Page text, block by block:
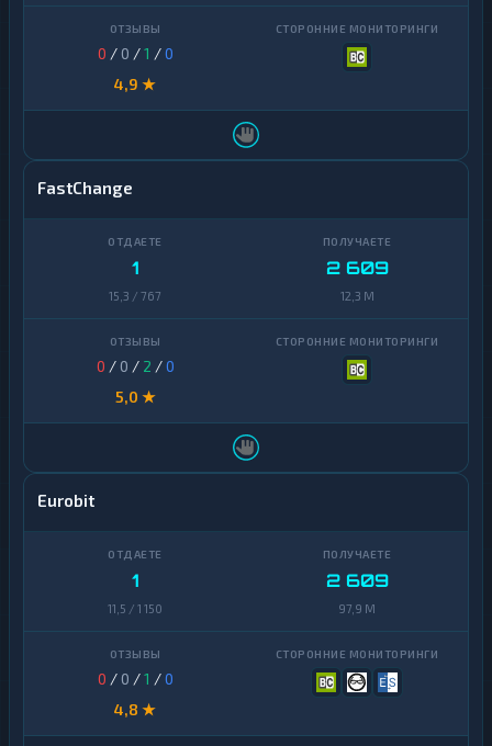
0 / 0 /1 /0
4,9 ★
FastChange
1
15,3 / 767
2 609
12,3 M
0 / 0 / 2 /0
5,0 ★
Eurobit
1
11,5 / 1 150
2 609
97,9 M
0 / 0 /1 /0
4,8 ★